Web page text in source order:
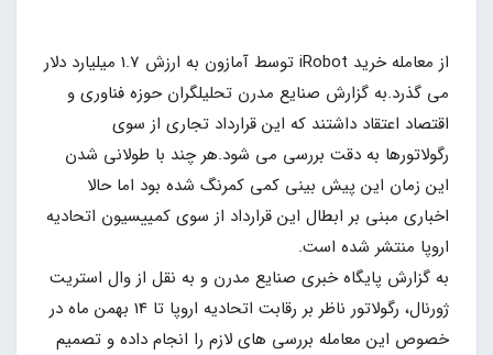
از معامله خرید iRobot توسط آمازون به ارزش 1.7 میلیارد دلار
می گذرد.به گزارش صنایع مدرن تحلیلگران حوزه فناوری و
اقتصاد اعتقاد داشتند که این قرارداد تجاری از سوی
رگولاتورها به دقت بررسی می شود.هر چند با طولانی شدن
این زمان این پیش بینی کمی کمرنگ شده بود اما حالا
اخباری مبنی بر ابطال این قرارداد از سوی کمییسیون اتحادیه
اروپا منتشر شده است.
به گزارش پایگاه خبری صنایع مدرن و به نقل از وال استریت
ژورنال، رگولاتور ناظر بر رقابت اتحادیه اروپا تا 14 بهمن ماه در
خصوص این معامله بررسی های لازم را انجام داده و تصمیم